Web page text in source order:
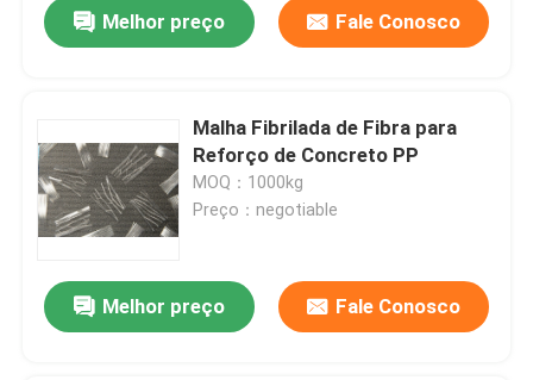
Melhor preço Fale Conosco
Malha Fibrilada de Fibra para
Reforço de Concreto PP
MOQ：1000kg
Preço：negotiable
Melhor preço Fale Conosco